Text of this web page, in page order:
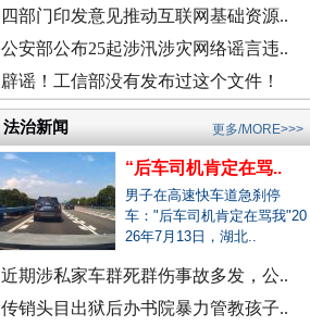
中国农业
中国视频
中国廉政
一枚“钉子”竟然扎入要害部门
四部门印发意见推动互联网基础资源..
公安部公布25起涉汛涉灾网络谣言违..
辟谣！工信部没有发布过这个文件！
法治新闻
“后车司机肯定在骂..
男子在高速快车道急刹停
车："后车司机肯定在骂我"20
26年7月13日，湖北..
近期涉私家车群死群伤事故多发，公..
传销头目出狱后办书院暴力管教孩子..
更多/MORE>>>